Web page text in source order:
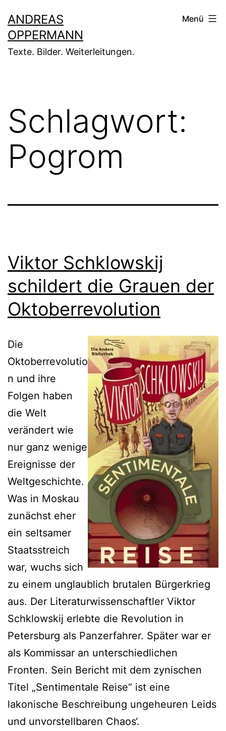
Inhalt
springen
ANDREAS
OPPERMANN
Texte. Bilder. Weiterleitungen.
Menü
Schlagwort:
Pogrom
Viktor Schklowskij
schildert die Grauen der
Oktoberrevolution
Die
Oktoberrevolutio
n und ihre
Folgen haben
die Welt
verändert wie
nur ganz wenige
Ereignisse der
Weltgeschichte.
Was in Moskau
zunächst eher
ein seltsamer
Staatsstreich
war, wuchs sich
zu einem unglaublich brutalen Bürgerkrieg
aus. Der Literaturwissenschaftler Viktor
Schklowskij erlebte die Revolution in
Petersburg als Panzerfahrer. Später war er
als Kommissar an unterschiedlichen
Fronten. Sein Bericht mit dem zynischen
Titel „Sentimentale Reise“ ist eine
lakonische Beschreibung ungeheuren Leids
und unvorstellbaren Chaos‘.